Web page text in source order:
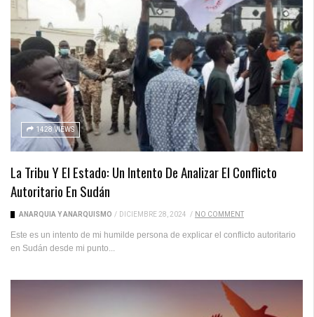
1428 VIEWS
La Tribu Y El Estado: Un Intento De Analizar El Conflicto
Autoritario En Sudán
ANARQUÍA Y ANARQUISMO / DICIEMBRE 28, 2024 / NO COMMENT
Este es un intento de mi humilde persona de explicar el conflicto autoritario
en Sudán desde mi punto...